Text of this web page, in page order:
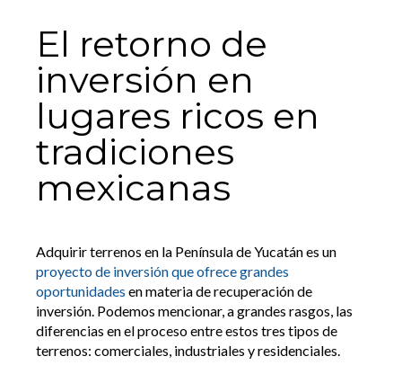
El retorno de
inversión en
lugares ricos en
tradiciones
mexicanas
Adquirir terrenos en la Península de Yucatán es un
proyecto de inversión que ofrece grandes
oportunidades en materia de recuperación de
inversión. Podemos mencionar, a grandes rasgos, las
diferencias en el proceso entre estos tres tipos de
terrenos: comerciales, industriales y residenciales.